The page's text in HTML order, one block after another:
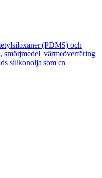
(PDMS) och
smörjmedel, värmeöverföring
silikonolja som en